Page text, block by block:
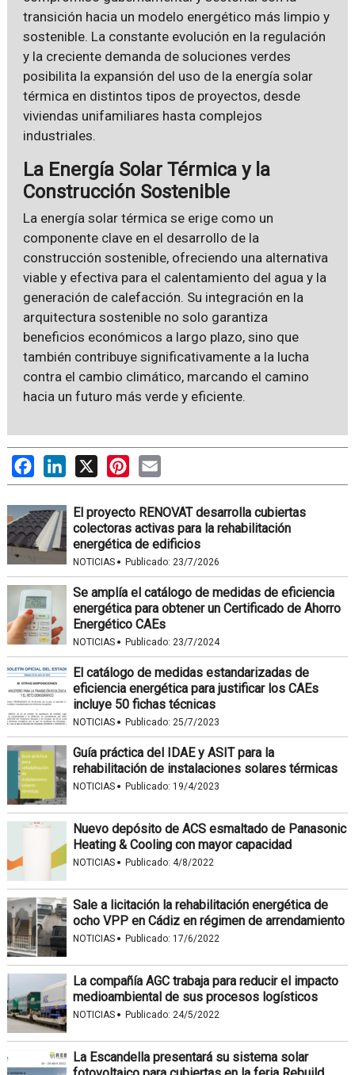
transición hacia un modelo energético más limpio y
sostenible. La constante evolución en la regulación
y la creciente demanda de soluciones verdes
posibilita la expansión del uso de la energía solar
térmica en distintos tipos de proyectos, desde
viviendas unifamiliares hasta complejos
industriales.
La Energía Solar Térmica y la
Construcción Sostenible
La energía solar térmica se erige como un
componente clave en el desarrollo de la
construcción sostenible, ofreciendo una alternativa
viable y efectiva para el calentamiento del agua y la
generación de calefacción. Su integración en la
arquitectura sostenible no solo garantiza
beneficios económicos a largo plazo, sino que
también contribuye significativamente a la lucha
contra el cambio climático, marcando el camino
hacia un futuro más verde y eficiente.
FacebookLinkedIn
X PinterestEmail
El proyecto RENOVAT desarrolla cubiertas
colectoras activas para la rehabilitación
energética de edificios
NOTICIAS · Publicado: 23/7/2026
Se amplía el catálogo de medidas de eficiencia
energética para obtener un Certificado de Ahorro
Energético CAEs
NOTICIAS · Publicado: 23/7/2024
El catálogo de medidas estandarizadas de
eficiencia energética para justificar los CAEs
incluye 50 fichas técnicas
NOTICIAS · Publicado: 25/7/2023
Guía práctica del IDAE y ASIT para la
rehabilitación de instalaciones solares térmicas
NOTICIAS · Publicado: 19/4/2023
Nuevo depósito de ACS esmaltado de Panasonic
Heating & Cooling con mayor capacidad
NOTICIAS · Publicado: 4/8/2022
Sale a licitación la rehabilitación energética de
ocho VPP en Cádiz en régimen de arrendamiento
NOTICIAS · Publicado: 17/6/2022
La compañía AGC trabaja para reducir el impacto
medioambiental de sus procesos logísticos
NOTICIAS · Publicado: 24/5/2022
La Escandella presentará su sistema solar